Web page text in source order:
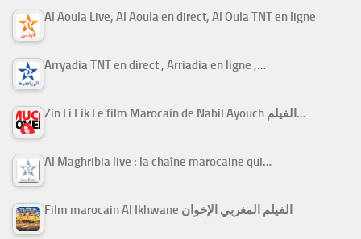
Al Aoula Live, Al Aoula en direct, Al Oula TNT en ligne
Arryadia TNT en direct , Arriadia en ligne ,…
Zin Li Fik Le film Marocain de Nabil Ayouch الفيلم…
Al Maghribia live : la chaîne marocaine qui…
Film marocain Al Ikhwane الفيلم المغربي الإخوان